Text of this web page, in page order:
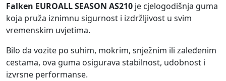
Falken EUROALL SEASON AS210 je cjelogodišnja guma
koja pruža iznimnu sigurnost i izdržljivost u svim
vremenskim uvjetima.
Bilo da vozite po suhim, mokrim, snježnim ili zaleđenim
cestama, ova guma osigurava stabilnost, udobnost i
izvrsne performanse.